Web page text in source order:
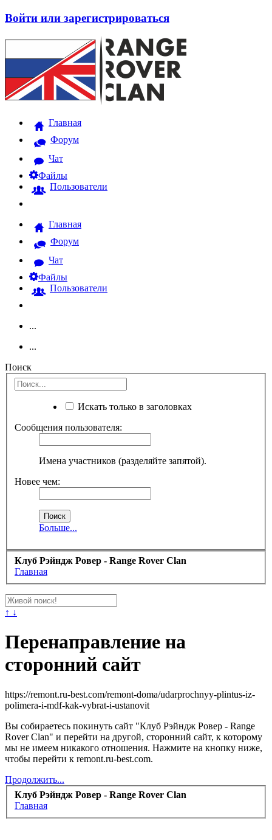
Войти или зарегистрироваться
Главная
Форум
Чат
Файлы
Пользователи
Главная
Форум
Чат
Файлы
Пользователи
...
...
Поиск
Искать только в заголовках
Сообщения пользователя:
Имена участников (разделяйте запятой).
Новее чем:
Больше...
Клуб Рэйндж Ровер - Range Rover Clan
Главная
↑ ↓
Перенаправление на
сторонний сайт
https://remont.ru-best.com/remont-doma/udarprochnyy-plintus-iz-
polimera-i-mdf-kak-vybrat-i-ustanovit
Вы собираетесь покинуть сайт "Клуб Рэйндж Ровер - Range
Rover Clan" и перейти на другой, сторонний сайт, к которому
мы не имеем никакого отношения. Нажмите на кнопку ниже,
чтобы перейти к remont.ru-best.com.
Продолжить...
Клуб Рэйндж Ровер - Range Rover Clan
Главная